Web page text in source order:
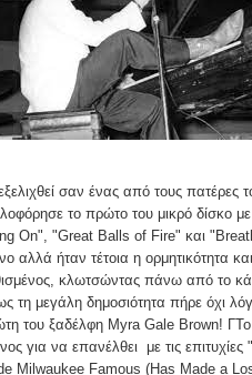
σαν ένας από τους πατέρες
το πρώτο του μικρό δίσκο
On", "Great Balls of Fire" και
αλλά ήταν τέτοια η ορμητικότητα
κλωτσώντας πάνω από το
τη μεγάλη δημοσιότητα πήρε όχι
του ξαδέλφη Myra Gale Brown!
για να επανέλθει με τις
Milwaukee Famous (Has Made a